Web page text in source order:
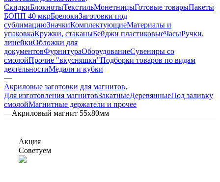
СкидкиБлокнотыТекстильМонетницыГотовые товарыПакеты
БОПП 40 мкрБрелокиЗаготовки под
сублимациюЗначкиКомплектующиеМатериалы и
упаковкаКружки, стаканыБейджи пластиковыеЧасыРучки,
линейкиОбложки для
документовФурнитураОборудованиеСувениры со
смолойПрочие "вкусняшки"Подборки товаров по видам
деятельностиМедали и кубки
—
Акриловые заготовки для магнитов
Для изготовления магнитовЗакатныеДеревянныеПод заливку
смолойМагнитные держатели и прочее
—Акриловый магнит 55х80мм
Акция
Советуем